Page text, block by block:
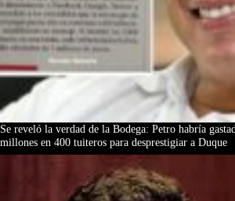
Se reveló la verdad de la Bodega: Petro habría
millones en 400 tuiteros para desprestigiar a Duque